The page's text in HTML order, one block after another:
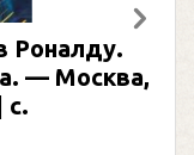
Роналду.
— Москва,
с.